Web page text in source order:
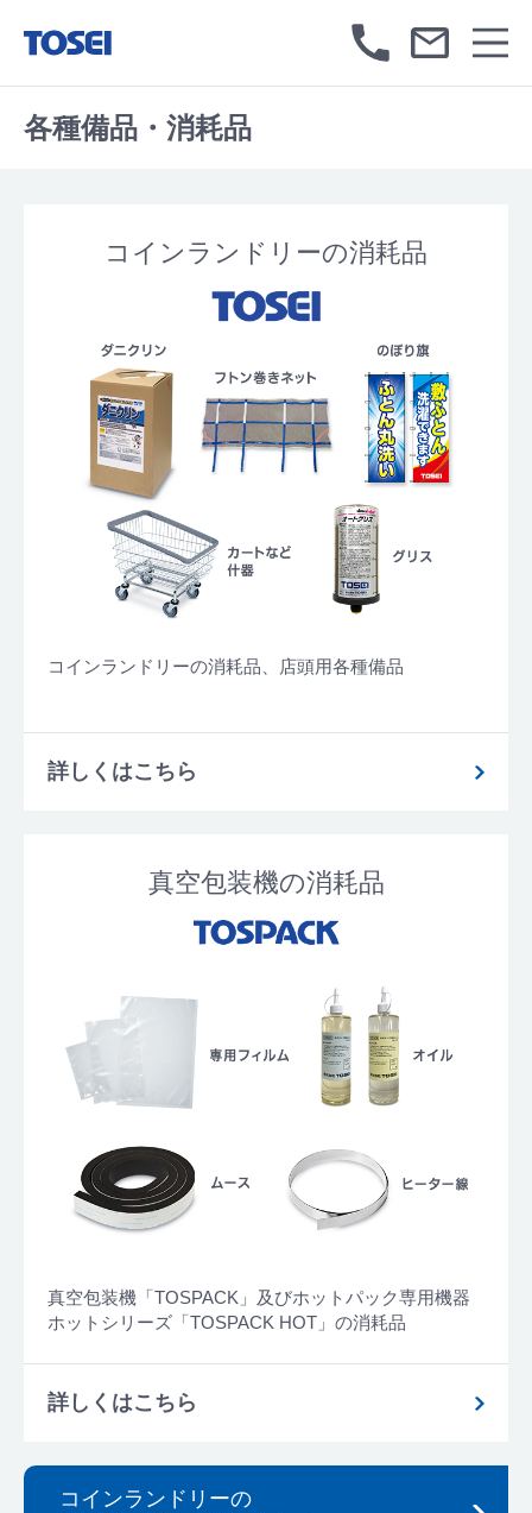
各種備品・消耗品
コインランドリーの消耗品
コインランドリーの消耗品、店頭用各種備品
詳しくはこちら
真空包装機の消耗品
真空包装機「TOSPACK」及びホットパック専用機器
ホットシリーズ「TOSPACK HOT」の消耗品
詳しくはこちら
コインランドリーの